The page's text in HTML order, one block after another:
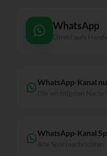
WhatsApp
WhatsApp-Kanal
WhatsApp-Kanal